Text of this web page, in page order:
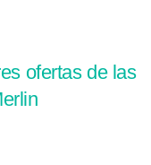
ofertas de las